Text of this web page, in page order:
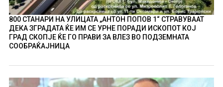
800 СТАНАРИ НА УЛИЦАТА „АНТОН ПОПОВ 1“ СТРАВУВААТ
ДЕКА ЗГРАДАТА ЌЕ ИМ СЕ УРНЕ ПОРАДИ ИСКОПОТ КОЈ
ГРАД СКОПЈЕ ЌЕ ГО ПРАВИ ЗА ВЛЕЗ ВО ПОДЗЕМНАТА
СООБРАЌАЈНИЦА